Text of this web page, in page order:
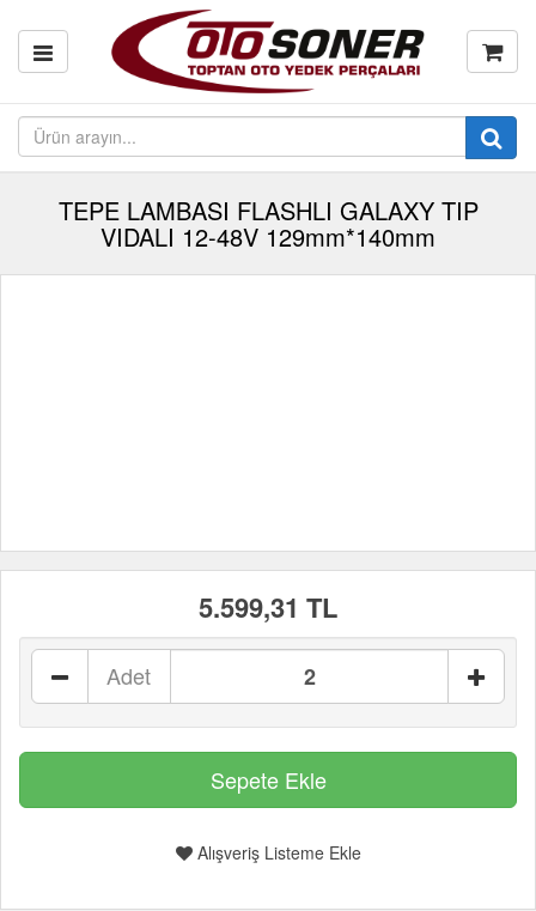
TEPE LAMBASI FLASHLI GALAXY TIP
VIDALI 12-48V 129mm*140mm
5.599,31 TL
Adet
Alışveriş Listeme Ekle